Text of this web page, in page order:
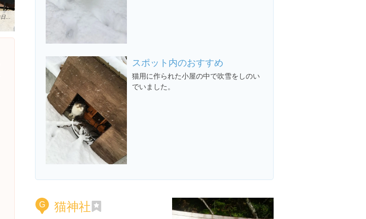
スポット内のおすすめ
猫用に作られた小屋の中で吹雪をしのい
でいました。
宮城県の猫島へ行ってみた！#096 昨日キャットフード納付したところ ...
G 猫神社